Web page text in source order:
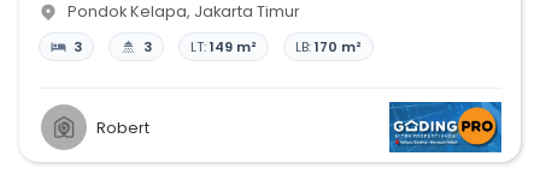
Pondok Kelapa, Jakarta Timur
3 3 LT:149 m² LB:170 m²
Robert